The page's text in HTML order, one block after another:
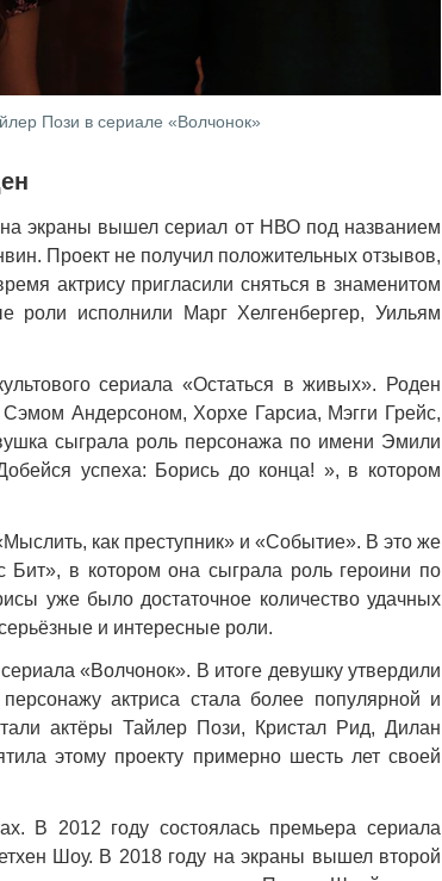
Пози в сериале «Волчонок»
на экраны вышел сериал от НВО под названием
Проект не получил положительных отзывов,
актрису пригласили сняться в знаменитом
роли исполнили Марг Хелгенбергер, Уильям
сериала «Остаться в живых». Роден
Андерсоном, Хорхе Гарсиа, Мэгги Грейс,
сыграла роль персонажа по имени Эмили
успеха: Борись до конца! », в котором
как преступник» и «Событие». В это же
в котором она сыграла роль героини по
уже было достаточное количество удачных
и интересные роли.
«Волчонок». В итоге девушку утвердили
актриса стала более популярной и
актёры Тайлер Пози, Кристал Рид, Дилан
этому проекту примерно шесть лет своей
В 2012 году состоялась премьера сериала
Шоу. В 2018 году на экраны вышел второй